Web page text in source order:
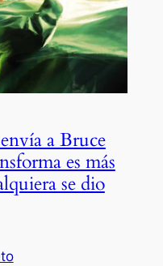
a Bruce
es más
se dio